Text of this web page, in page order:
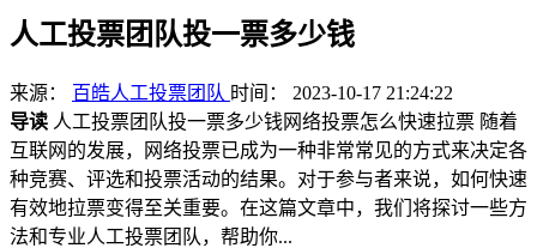
人工投票团队投一票多少钱
来源： 百皓人工投票团队 时间： 2023-10-17 21:24:22
导读 人工投票团队投一票多少钱网络投票怎么快速拉票 随着
互联网的发展，网络投票已成为一种非常常见的方式来决定各
种竞赛、评选和投票活动的结果。对于参与者来说，如何快速
有效地拉票变得至关重要。在这篇文章中，我们将探讨一些方
法和专业人工投票团队，帮助你...